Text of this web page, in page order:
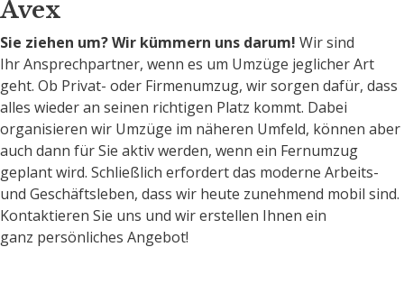
Avex
Sie ziehen um? Wir kümmern uns darum! Wir sind
Ihr Ansprechpartner, wenn es um Umzüge jeglicher Art
geht. Ob Privat- oder Firmenumzug, wir sorgen dafür, dass
alles wieder an seinen richtigen Platz kommt. Dabei
organisieren wir Umzüge im näheren Umfeld, können aber
auch dann für Sie aktiv werden, wenn ein Fernumzug
geplant wird. Schließlich erfordert das moderne Arbeits-
und Geschäftsleben, dass wir heute zunehmend mobil sind.
Kontaktieren Sie uns und wir erstellen Ihnen ein
ganz persönliches Angebot!